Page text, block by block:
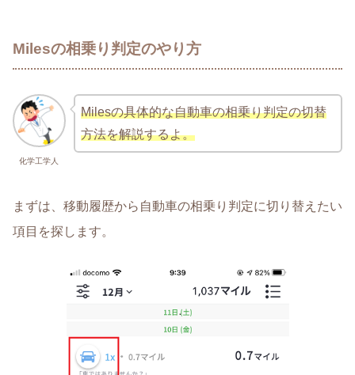
Milesの相乗り判定のやり方
化学工学人
Milesの具体的な自動車の相乗り判定の切替
方法を解説するよ。
まずは、移動履歴から自動車の相乗り判定に切り替えたい
項目を探します。